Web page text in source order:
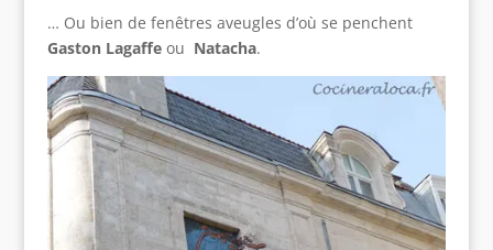
… Ou bien de fenêtres aveugles d’où se penchent
Gaston Lagaffeou Natacha.